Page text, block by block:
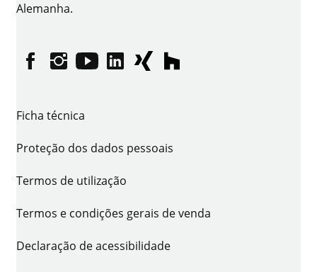
Alemanha.
FacebookInstagram
YouTubelinkedinXINGhouzz
Ficha técnica
Proteção dos dados pessoais
Termos de utilização
Termos e condições gerais de venda
Declaração de acessibilidade